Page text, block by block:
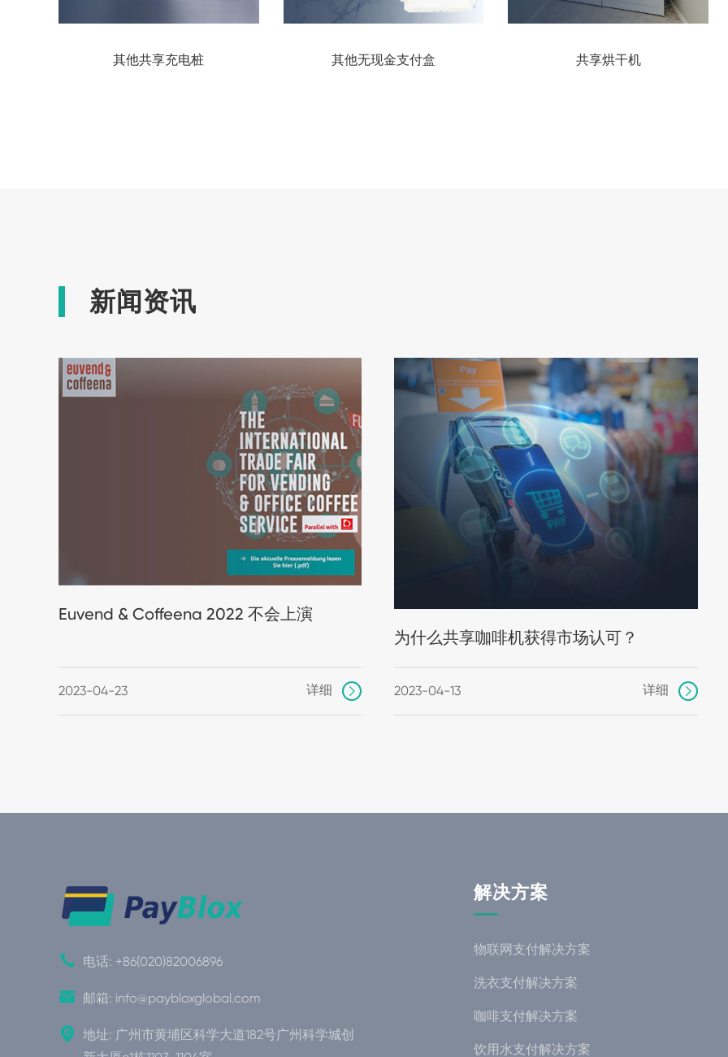
其他共享充电桩 其他无现金支付盒 共享烘干机
新闻资讯
Euvend & Coffeena 2022 不会上演
2023-04-23 详细 
为什么共享咖啡机获得市场认可？
2023-04-13 详细 
 电话: +86(020)82006896
 邮箱: info@paybloxglobal.com
 地址: 广州市黄埔区科学大道182号广州科学城创
解决方案
物联网支付解决方案
洗衣支付解决方案
咖啡支付解决方案
饮用水支付解决方案